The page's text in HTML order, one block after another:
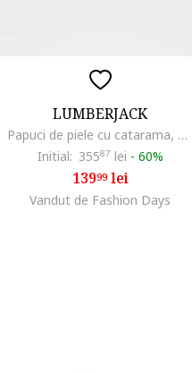
LUMBERJACK
Papuci de piele cu catarama, Maro scortisoara
Initial: 35587 lei - 60%
13999lei
Vandut de Fashion Days